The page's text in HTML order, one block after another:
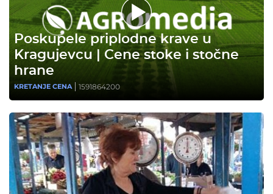
Poskupele priplodne krave u
Kragujevcu | Cene stoke i stočne
hrane
KRETANJE CENA 1591864200